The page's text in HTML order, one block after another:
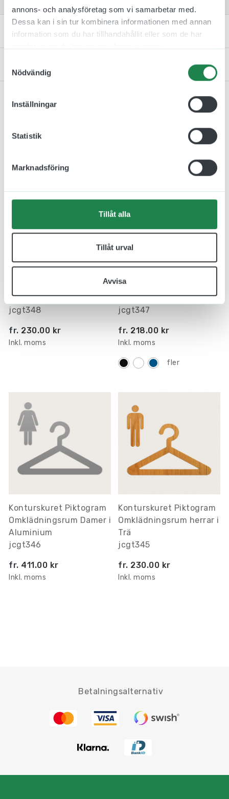
annons- och analysföretag som vi samarbetar med.
Dessa kan i sin tur kombinera informationen med annan
information som du har tillhandahållit eller som de har
Nödvändig
Inställningar
Statistik
Marknadsföring
Tillåt alla
Tillåt urval
Avvisa
Specifikation
Relaterade produkter
Omklädningsrum Damer i
Trä
jcgt348
fr. 230.00 kr
Inkl. moms
Omklädningsrum Damer i
Plast
jcgt347
fr. 218.00 kr
Inkl. moms
fler
Konturskuret Piktogram
Omklädningsrum Damer i
Aluminium
jcgt346
fr. 411.00 kr
Inkl. moms
Konturskuret Piktogram
Omklädningsrum herrar i
Trä
jcgt345
fr. 230.00 kr
Inkl. moms
Betalningsalternativ